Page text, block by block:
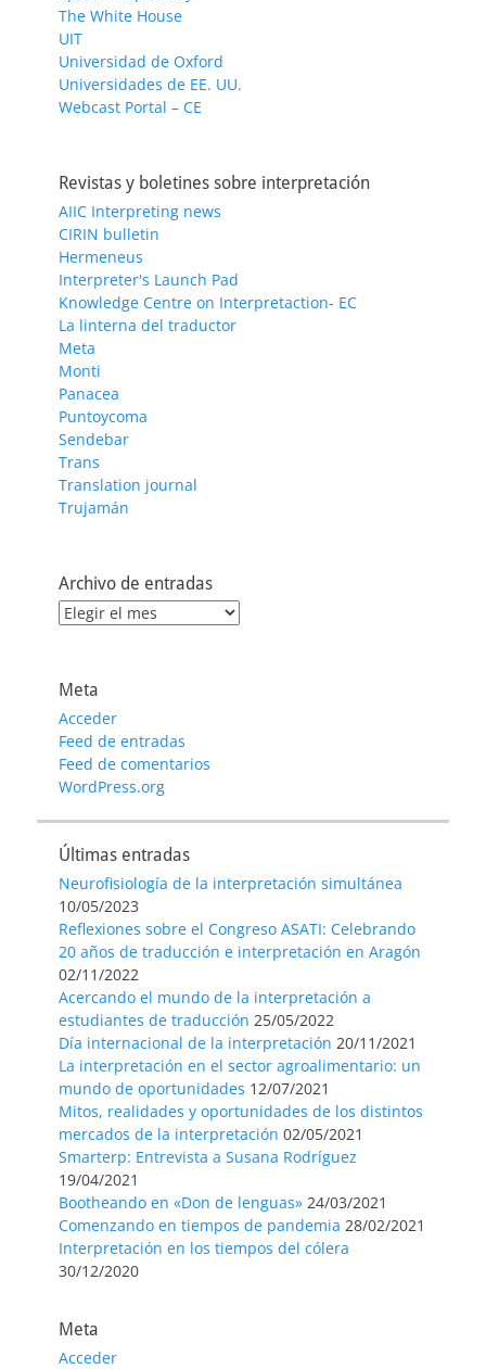
The White House
UIT
Universidad de Oxford
Universidades de EE. UU.
Webcast Portal – CE
Revistas y boletines sobre interpretación
AIIC Interpreting news
CIRIN bulletin
Hermeneus
Interpreter's Launch Pad
Knowledge Centre on Interpretaction- EC
La linterna del traductor
Meta
Monti
Panacea
Puntoycoma
Sendebar
Trans
Translation journal
Trujamán
Archivo de entradas
Archivo
Meta
Acceder
Feed de entradas
Feed de comentarios
WordPress.org
Últimas entradas
Neurofisiología de la interpretación simultánea
10/05/2023
Reflexiones sobre el Congreso ASATI: Celebrando
20 años de traducción e interpretación en Aragón
02/11/2022
Acercando el mundo de la interpretación a
estudiantes de traducción 25/05/2022
Día internacional de la interpretación 20/11/2021
La interpretación en el sector agroalimentario: un
mundo de oportunidades 12/07/2021
Mitos, realidades y oportunidades de los distintos
mercados de la interpretación 02/05/2021
Smarterp: Entrevista a Susana Rodríguez
19/04/2021
Bootheando en «Don de lenguas» 24/03/2021
Comenzando en tiempos de pandemia 28/02/2021
Interpretación en los tiempos del cólera
30/12/2020
Meta
Acceder